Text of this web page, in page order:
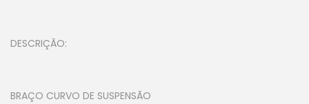
DESCRIÇÃO:
BRAÇO CURVO DE SUSPENSÃO